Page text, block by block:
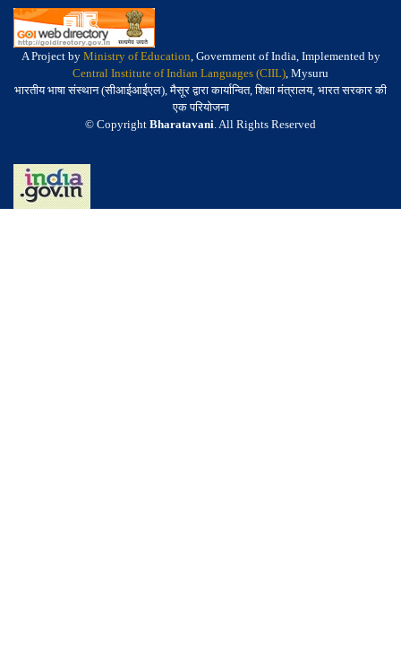
A Project by Ministry of Education, Government of India, Implemented by
Central Institute of Indian Languages (CIIL), Mysuru
भारतीय भाषा संस्थान (सीआईआईएल), मैसूर द्वारा कार्यान्वित, शिक्षा मंत्रालय, भारत सरकार की
एक परियोजना
© Copyright Bharatavani. All Rights Reserved